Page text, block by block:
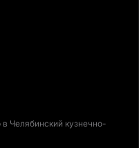
Челябинский кузнечно-